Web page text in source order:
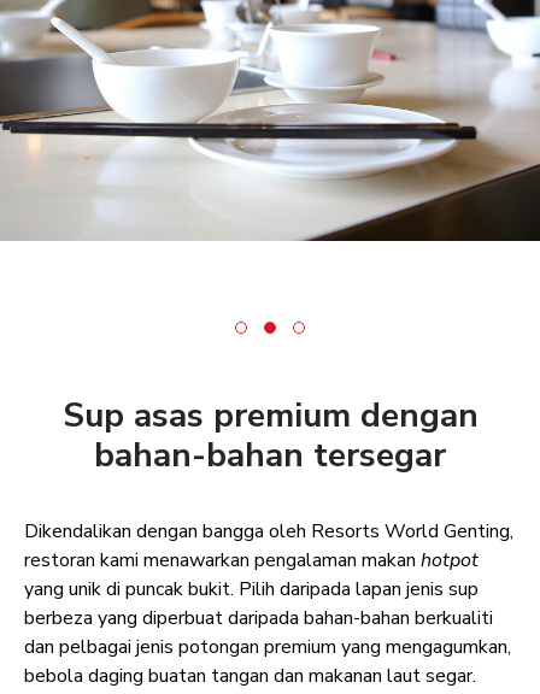
Sup asas premium dengan
bahan-bahan tersegar
Dikendalikan dengan bangga oleh Resorts World Genting,
restoran kami menawarkan pengalaman makan hotpot
yang unik di puncak bukit. Pilih daripada lapan jenis sup
berbeza yang diperbuat daripada bahan-bahan berkualiti
dan pelbagai jenis potongan premium yang mengagumkan,
bebola daging buatan tangan dan makanan laut segar.